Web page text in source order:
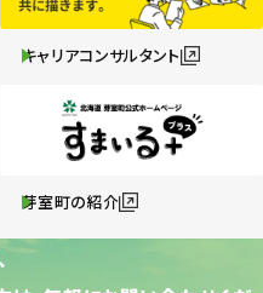
キャリアコンサルタント
芽室町の紹介